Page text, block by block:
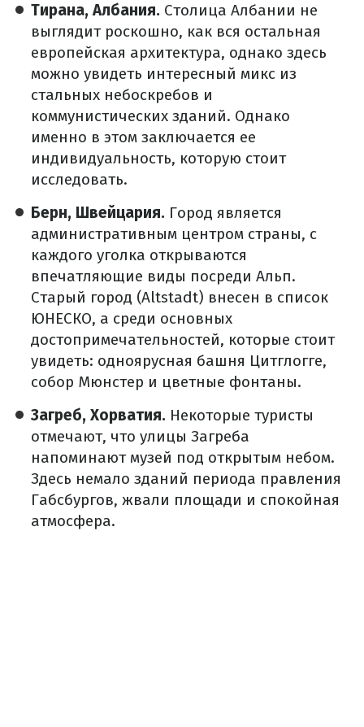
Тирана, Албания. Столица Албании не
выглядит роскошно, как вся остальная
европейская архитектура, однако здесь
можно увидеть интересный микс из
стальных небоскребов и
коммунистических зданий. Однако
именно в этом заключается ее
индивидуальность, которую стоит
исследовать.
Берн, Швейцария. Город является
административным центром страны, с
каждого уголка открываются
впечатляющие виды посреди Альп.
Старый город (Altstadt) внесен в список
ЮНЕСКО, а среди основных
достопримечательностей, которые стоит
увидеть: одноярусная башня Цитглогге,
собор Мюнстер и цветные фонтаны.
Загреб, Хорватия. Некоторые туристы
отмечают, что улицы Загреба
напоминают музей под открытым небом.
Здесь немало зданий периода правления
Габсбургов, жвали площади и спокойная
атмосфера.